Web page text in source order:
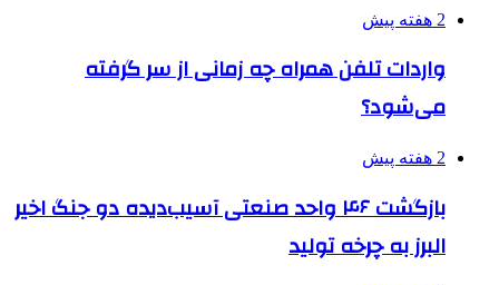
2 هفته پیش
واردات تلفن همراه چه زمانی از سر گرفته
می‌شود؟
2 هفته پیش
بازگشت ۴۶ واحد صنعتی آسیب‌دیده دو جنگ اخیر
البرز به چرخه تولید